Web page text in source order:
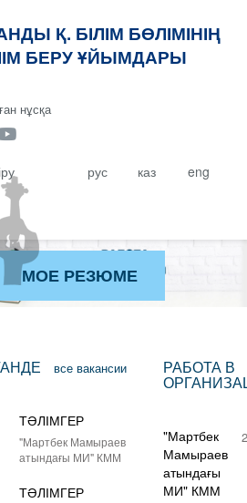
Қ. БІЛІМ БӨЛІМІНІҢ
БЕРУ ҰЙЫМДАРЫ
нұсқа
рус каз eng
МОЕ РЕЗЮМЕ
все вакансии
ТӘЛІМГЕР
"Мартбек Мамыраев
атындағы МИ" КММ
ТӘЛІМГЕР
РАБОТА В
"Мартбек
Мамыраев
атындағы
МИ" КММ